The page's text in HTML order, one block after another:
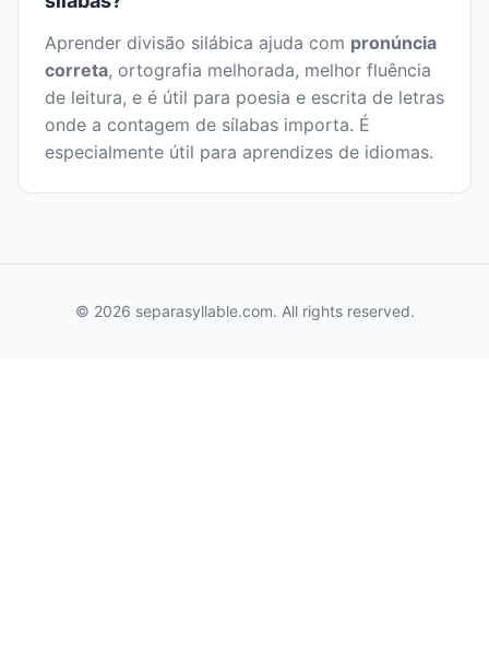
Aprender divisão silábica ajuda com pronúncia
correta, ortografia melhorada, melhor fluência
de leitura, e é útil para poesia e escrita de letras
onde a contagem de sílabas importa. É
especialmente útil para aprendizes de idiomas.
© 2026 separasyllable.com. All rights reserved.